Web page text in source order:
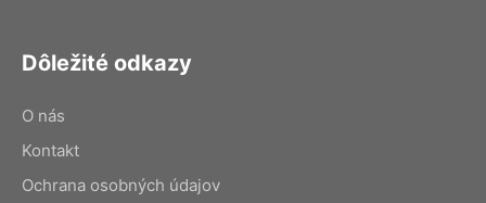
Dôležité odkazy
O nás
Kontakt
Ochrana osobných údajov